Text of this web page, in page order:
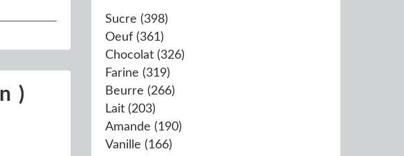
)
Sucre (398)
Oeuf (361)
Chocolat (326)
Farine (319)
Beurre (266)
Lait (203)
Amande (190)
Vanille (166)